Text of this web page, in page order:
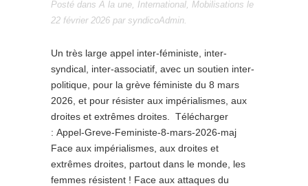
Posté dans A la une, International, Mobilisations le
22 février 2026 par syndicoAdmin.
Un très large appel inter-féministe, inter-
syndical, inter-associatif, avec un soutien inter-
politique, pour la grève féministe du 8 mars
2026, et pour résister aux impérialismes, aux
droites et extrêmes droites. Télécharger
: Appel-Greve-Feministe-8-mars-2026-maj
Face aux impérialismes, aux droites et
extrêmes droites, partout dans le monde, les
femmes résistent ! Face aux attaques du